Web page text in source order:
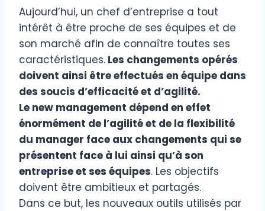
Aujourd’hui, un chef d’entreprise a tout
intérêt à être proche de ses équipes et de
son marché afin de connaître toutes ses
caractéristiques. Les changements opérés
doivent ainsi être effectués en équipe dans
des soucis d’efficacité et d’agilité.
Le new management dépend en effet
énormément de l’agilité et de la flexibilité
du manager face aux changements qui se
présentent face à lui ainsi qu’à son
entreprise et ses équipes. Les objectifs
doivent être ambitieux et partagés.
Dans ce but, les nouveaux outils utilisés par